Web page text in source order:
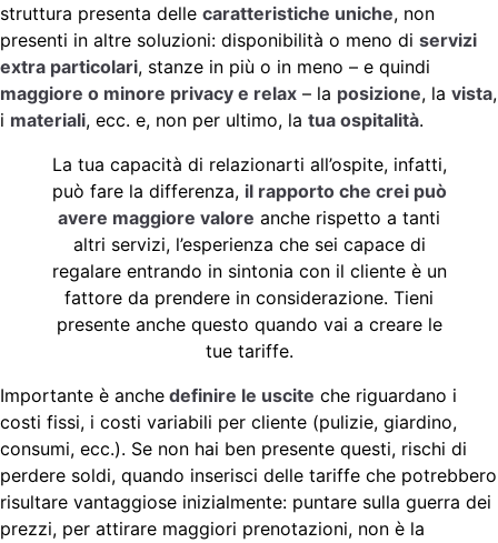
struttura presenta delle caratteristiche uniche, non
presenti in altre soluzioni: disponibilità o meno di servizi
extra particolari, stanze in più o in meno – e quindi
maggiore o minore privacy e relax – la posizione, la vista,
i materiali, ecc. e, non per ultimo, la tua ospitalità.
La tua capacità di relazionarti all’ospite, infatti,
può fare la differenza, il rapporto che crei può
avere maggiore valore anche rispetto a tanti
altri servizi, l’esperienza che sei capace di
regalare entrando in sintonia con il cliente è un
fattore da prendere in considerazione. Tieni
presente anche questo quando vai a creare le
tue tariffe.
Importante è anche definire le uscite che riguardano i
costi fissi, i costi variabili per cliente (pulizie, giardino,
consumi, ecc.). Se non hai ben presente questi, rischi di
perdere soldi, quando inserisci delle tariffe che potrebbero
risultare vantaggiose inizialmente: puntare sulla guerra dei
prezzi, per attirare maggiori prenotazioni, non è la